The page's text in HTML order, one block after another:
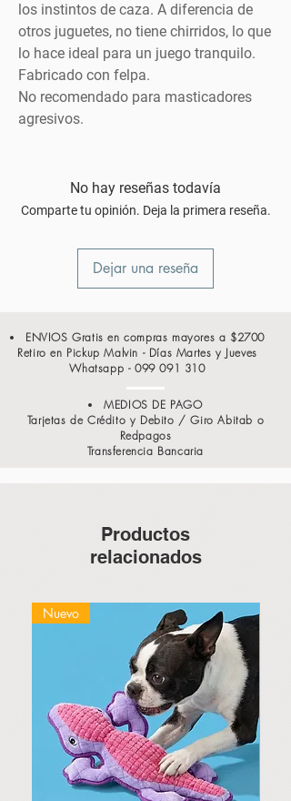
los instintos de caza. A diferencia de
otros juguetes, no tiene chirridos, lo que
lo hace ideal para un juego tranquilo.
Fabricado con felpa.
No recomendado para masticadores
agresivos.
No hay reseñas todavía
Comparte tu opinión. Deja la primera reseña.
Dejar una reseña
ENVIOS Gratis en compras mayores a $2700
Retiro en Pickup Malvin - Días Martes y Jueves
Whatsapp - 099 091 310
MEDIOS DE PAGO
Tarjetas de Crédito y Debito / Giro Abitab o
Redpagos
Transferencia Bancaria
Productos
relacionados
Nuevo